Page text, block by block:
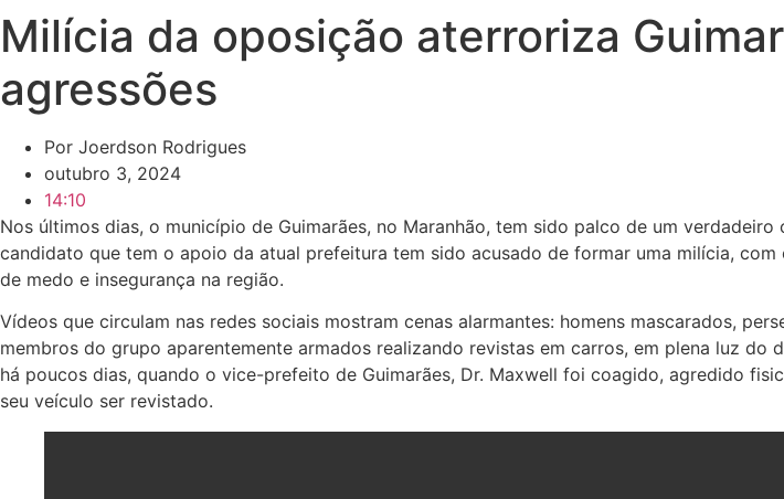
Milícia da oposição aterroriza
agressões
Por Joerdson Rodrigues
outubro 3, 2024
14:10
Nos últimos dias, o município de Guimarães, no Maranhão, tem sido palco de um
candidato que tem o apoio da atual prefeitura tem sido acusado de formar uma milícia,
de medo e insegurança na região.
Vídeos que circulam nas redes sociais mostram cenas alarmantes: homens mascarados,
membros do grupo aparentemente armados realizando revistas em carros, em plena luz
há poucos dias, quando o vice-prefeito de Guimarães, Dr. Maxwell foi coagido, agredido
seu veículo ser revistado.